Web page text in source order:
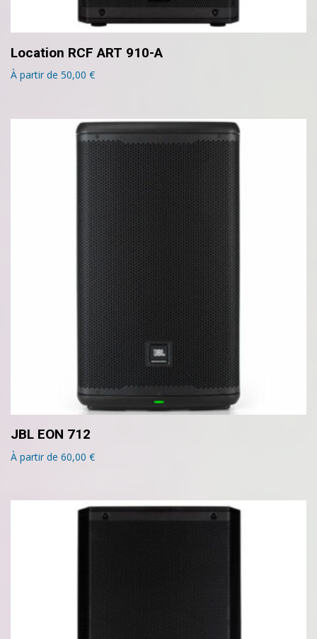
Location RCF ART 910-A
À partir de 50,00 €
JBL EON 712
À partir de 60,00 €